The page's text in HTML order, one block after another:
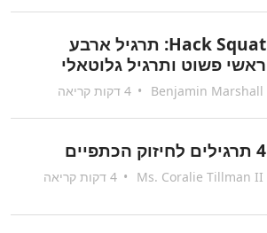
Hack Squat: תרגיל ארבע
ראשי פשוט ותרגיל גלוטאלי
Benjamin Marshall
•
4 תרגילים לחיזוק הכתפיים
Ms. Coralie Tillman II
•